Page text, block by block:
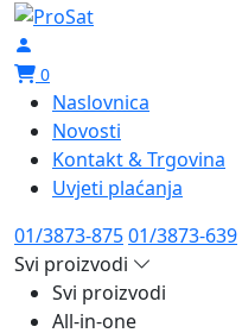
0
Naslovnica
Novosti
Kontakt & Trgovina
Uvjeti plaćanja
01/3873-87501/3873-639
Svi proizvodi
Svi proizvodi
All-in-one